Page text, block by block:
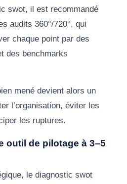
swot, il est recommandé
audits 360°/720°, qui
chaque point par des
des benchmarks
mené devient alors un
l’organisation, éviter les
les ruptures.
outil de pilotage à 3–5
le diagnostic swot